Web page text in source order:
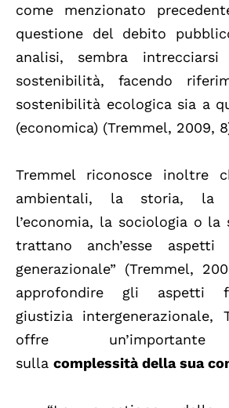
come menzionato
questione del debito
analisi, sembra
sostenibilità, facendo
sostenibilità ecologica sia a
(economica) (Tremmel, 2009,
Tremmel riconosce inoltre
ambientali, la storia, la
l’economia, la sociologia o la
trattano anch’esse
generazionale” (Tremmel,
approfondire gli aspetti
giustizia intergenerazionale,
offre un’importante
sulla complessità della sua